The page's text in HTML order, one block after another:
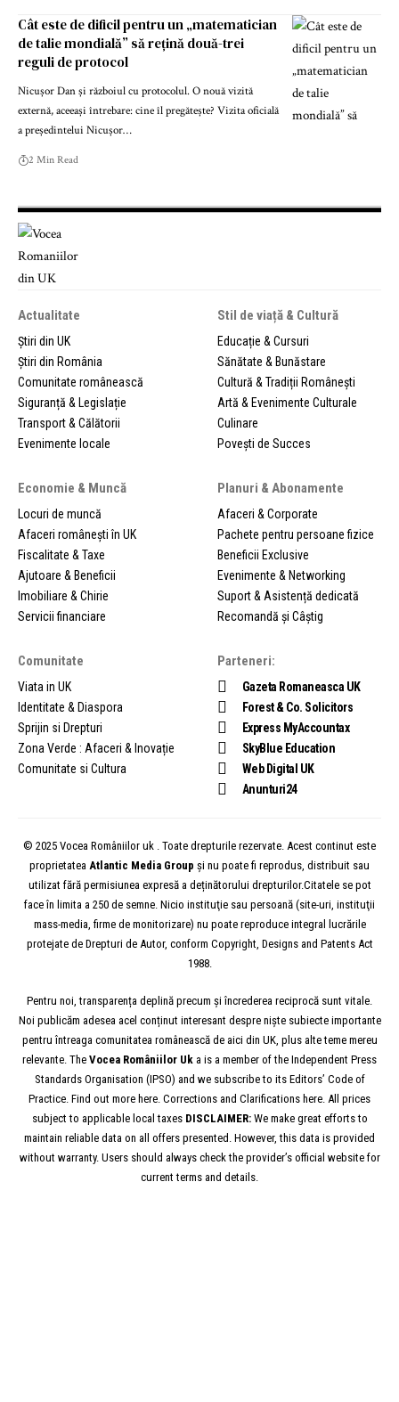
Cât este de dificil pentru un „matematician
de talie mondială” să rețină două-trei
reguli de protocol
Nicușor Dan și războiul cu protocolul. O nouă vizită
externă, aceeași întrebare: cine îl pregătește? Vizita oficială
a președintelui Nicușor…
2 Min Read
Actualitate
Știri din UK
Știri din România
Comunitate românească
Siguranță & Legislație
Transport & Călătorii
Evenimente locale
Stil de viață & Cultură
Educație & Cursuri
Sănătate & Bunăstare
Cultură & Tradiții Românești
Artă & Evenimente Culturale
Culinare
Povești de Succes
Economie & Muncă
Locuri de muncă
Afaceri românești în UK
Fiscalitate & Taxe
Ajutoare & Beneficii
Imobiliare & Chirie
Servicii financiare
Planuri & Abonamente
Afaceri & Corporate
Pachete pentru persoane fizice
Beneficii Exclusive
Evenimente & Networking
Suport & Asistență dedicată
Recomandă și Câștig
Comunitate
Viata in UK
Identitate & Diaspora
Sprijin si Drepturi
Zona Verde : Afaceri & Inovație
Comunitate si Cultura
Parteneri:
Gazeta Romaneasca UK
Forest & Co. Solicitors
Express MyAccountax
SkyBlue Education
Web Digital UK
Anunturi24
© 2025 Vocea Româniilor uk . Toate drepturile rezervate. Acest continut este
proprietatea Atlantic Media Group și nu poate fi reprodus, distribuit sau
utilizat fără permisiunea expresă a deținătorului drepturilor.Citatele se pot
face în limita a 250 de semne. Nicio instituţie sau persoană (site-uri, instituţii
mass-media, firme de monitorizare) nu poate reproduce integral lucrările
protejate de Drepturi de Autor, conform Copyright, Designs and Patents Act
1988.
Pentru noi, transparența deplină precum și încrederea reciprocă sunt vitale.
Noi publicăm adesea acel conținut interesant despre niște subiecte importante
pentru întreaga comunitatea românească de aici din UK, plus alte teme mereu
relevante. The Vocea Româniilor Uk a is a member of the Independent Press
Standards Organisation (IPSO) and we subscribe to its Editors’ Code of
Practice. Find out more here. Corrections and Clarifications here. All prices
subject to applicable local taxes DISCLAIMER: We make great efforts to
maintain reliable data on all offers presented. However, this data is provided
without warranty. Users should always check the provider’s official website for
current terms and details.